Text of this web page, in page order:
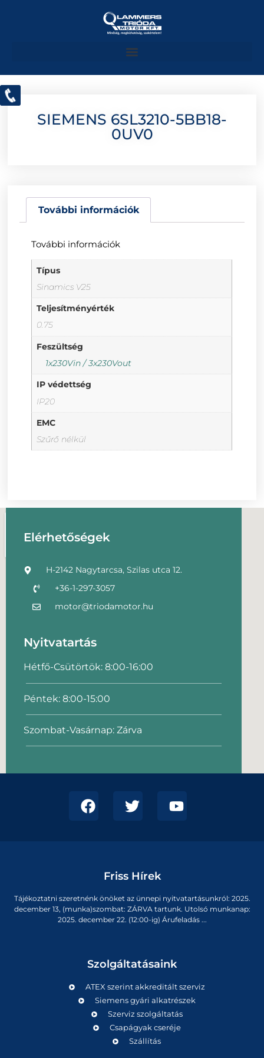
SIEMENS 6SL3210-5BB18-
0UV0
További információk
További információk
Típus
Sinamics V25
Teljesítményérték
0.75
Feszültség
1x230Vin / 3x230Vout
IP védettség
IP20
EMC
Szűrő nélkül
Elérhetőségek
H-2142 Nagytarcsa, Szilas utca 12.
+36-1-297-3057
motor@triodamotor.hu
Nyitvatartás
Hétfő-Csütörtök: 8:00-16:00
Péntek: 8:00-15:00
Szombat-Vasárnap: Zárva
Friss Hírek
Tájékoztatni szeretnénk önöket az ünnepi nyitvatartásunkról: 2025.
december 13, (munka)szombat: ZÁRVA tartunk. Utolsó munkanap:
2025. december 22. (12:00-ig) Árufeladás ...
Szolgáltatásaink
ATEX szerint akkreditált szerviz
Siemens gyári alkatrészek
Szerviz szolgáltatás
Csapágyak cseréje
Szállítás